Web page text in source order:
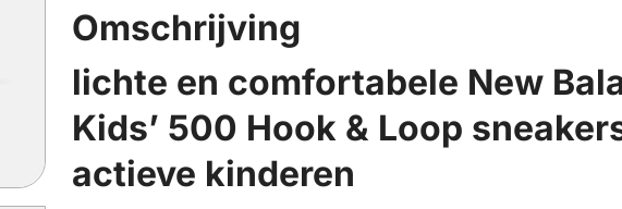
Omschrijving
lichte en comfortabele New
Kids’ 500 Hook & Loop
actieve kinderen